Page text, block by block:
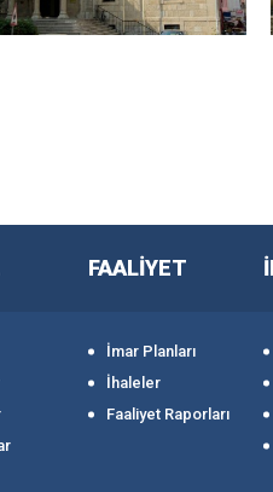
FAALİYET
İmar Planları
İhaleler
Faaliyet Raporları